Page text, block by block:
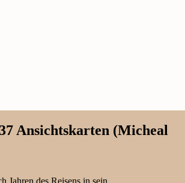
Ansichtskarten (Micheal